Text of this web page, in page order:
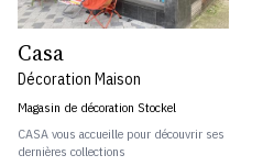
Casa
Décoration Maison
Magasin de décoration Stockel
CASA vous accueille pour découvrir ses
dernières collections